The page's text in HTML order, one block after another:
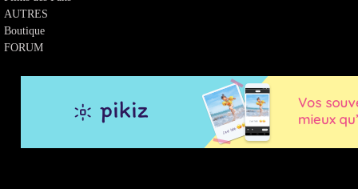
AUTRES
Boutique
FORUM